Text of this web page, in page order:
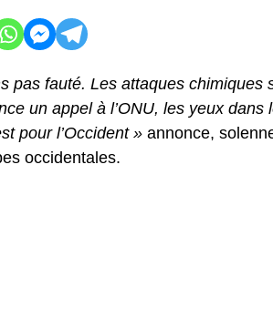
pas fauté. Les attaques chimiques
un appel à l’ONU, les yeux
pour l’Occident » annonce,
occidentales.